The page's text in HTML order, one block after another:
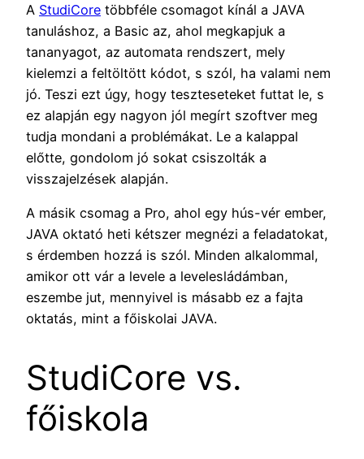
A StudiCore többféle csomagot kínál a JAVA
tanuláshoz, a Basic az, ahol megkapjuk a
tananyagot, az automata rendszert, mely
kielemzi a feltöltött kódot, s szól, ha valami nem
jó. Teszi ezt úgy, hogy teszteseteket futtat le, s
ez alapján egy nagyon jól megírt szoftver meg
tudja mondani a problémákat. Le a kalappal
előtte, gondolom jó sokat csiszolták a
visszajelzések alapján.
A másik csomag a Pro, ahol egy hús-vér ember,
JAVA oktató heti kétszer megnézi a feladatokat,
s érdemben hozzá is szól. Minden alkalommal,
amikor ott vár a levele a levelesládámban,
eszembe jut, mennyivel is másabb ez a fajta
oktatás, mint a főiskolai JAVA.
StudiCore vs.
főiskola